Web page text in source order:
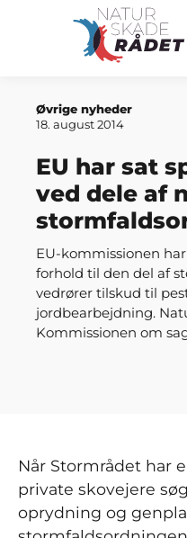
EU har sat
Øvrige nyheder
18. august 2014
EU har sat
ved dele af
EU-kommissionen
forhold til den del af
vedrører tilskud til
jordbearbejdning.
Kommissionen om
Når Stormrådet har
private skovejere
oprydning og